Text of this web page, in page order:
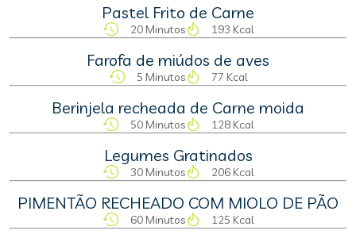
Pastel Frito de Carne
20 Minutos 193 Kcal
Farofa de miúdos de aves
5 Minutos 77 Kcal
Berinjela recheada de Carne moida
50 Minutos 128 Kcal
Legumes Gratinados
30 Minutos 206 Kcal
PIMENTÃO RECHEADO COM MIOLO DE PÃO
60 Minutos 125 Kcal